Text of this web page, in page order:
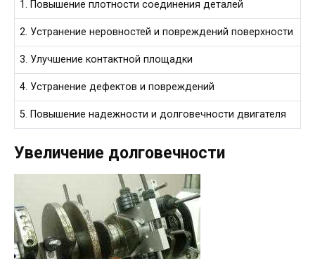
1. Повышение плотности соединения деталей
2. Устранение неровностей и повреждений поверхности
3. Улучшение контактной площадки
4. Устранение дефектов и повреждений
5. Повышение надежности и долговечности двигателя
Увеличение долговечности